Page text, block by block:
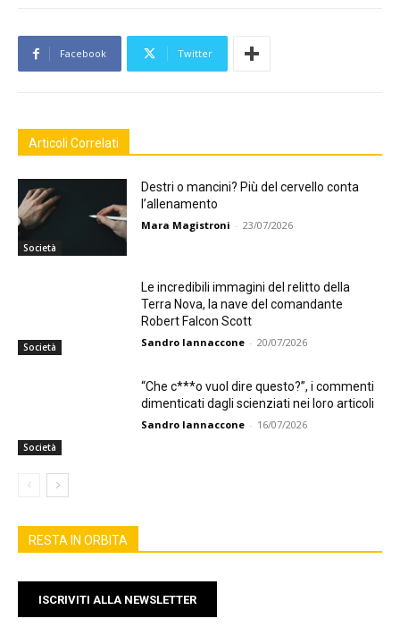
Facebook Twitter
Articoli Correlati
Società
Destri o mancini? Più del cervello conta
l’allenamento
Mara Magistroni - 23/07/2026
Società
Le incredibili immagini del relitto della
Terra Nova, la nave del comandante
Robert Falcon Scott
Sandro Iannaccone - 20/07/2026
Società
“Che c***o vuol dire questo?”, i commenti
dimenticati dagli scienziati nei loro articoli
Sandro Iannaccone - 16/07/2026
RESTA IN ORBITA
ISCRIVITI ALLA NEWSLETTER